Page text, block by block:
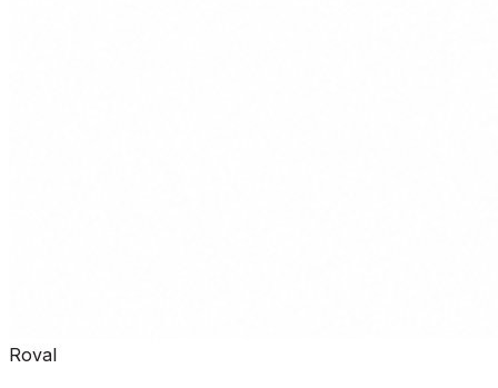
Roval